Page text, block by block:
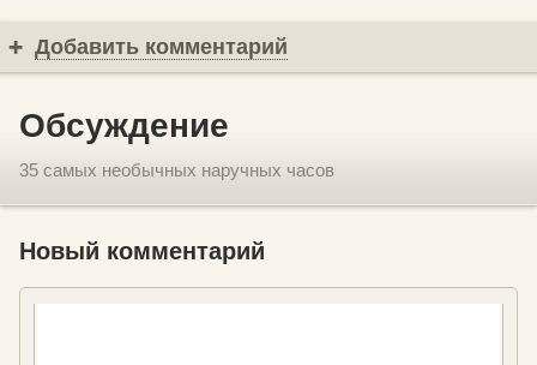
Добавить комментарий
Обсуждение
35 самых необычных наручных часов
Новый комментарий